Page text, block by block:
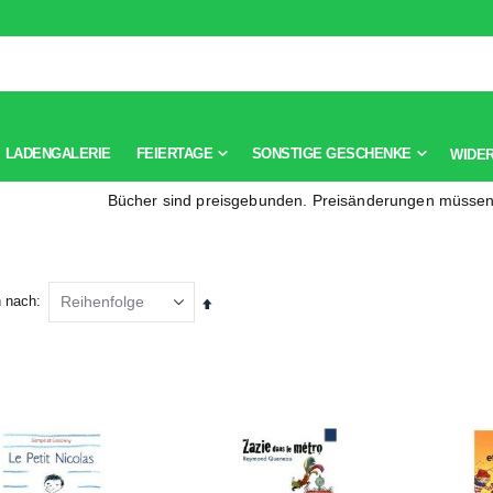
LADENGALERIE FEIERTAGE SONSTIGE GESCHENKE
Bücher sind preisgebunden. Preisänderungen
nach
Absteigend